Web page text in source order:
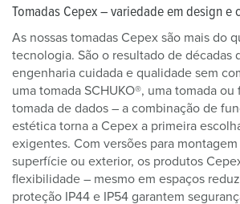
Tomadas Cepex – variedade em design e
As nossas tomadas Cepex são mais do
tecnologia. São o resultado de décadas
engenharia cuidada e qualidade sem
uma tomada SCHUKO®, uma tomada ou
tomada de dados – a combinação de
estética torna a Cepex a primeira
exigentes. Com versões para
superfície ou exterior, os produtos
flexibilidade – mesmo em espaços
proteção IP44 e IP54 garantem